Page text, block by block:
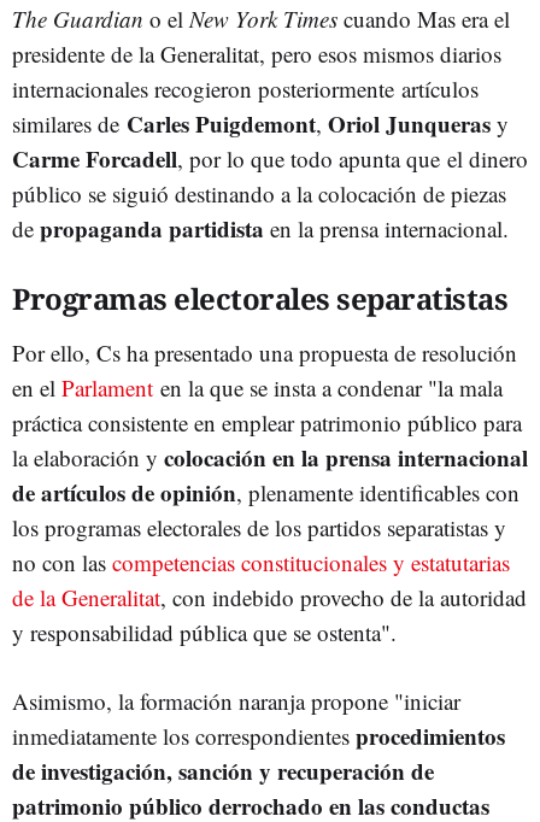
The Guardian o el New York Times cuando Mas era el
presidente de la Generalitat, pero esos mismos diarios
internacionales recogieron posteriormente artículos
similares de Carles Puigdemont, Oriol Junqueras y
Carme Forcadell, por lo que todo apunta que el dinero
público se siguió destinando a la colocación de piezas
de propaganda partidista en la prensa internacional.
Programas electorales separatistas
Por ello, Cs ha presentado una propuesta de resolución
en el Parlament en la que se insta a condenar "la mala
práctica consistente en emplear patrimonio público para
la elaboración y colocación en la prensa internacional
de artículos de opinión, plenamente identificables con
los programas electorales de los partidos separatistas y
no con las competencias constitucionales y estatutarias
de la Generalitat, con indebido provecho de la autoridad
y responsabilidad pública que se ostenta".
Asimismo, la formación naranja propone "iniciar
inmediatamente los correspondientes procedimientos
de investigación, sanción y recuperación de
patrimonio público derrochado en las conductas